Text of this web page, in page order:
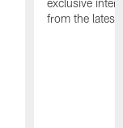
from the latest